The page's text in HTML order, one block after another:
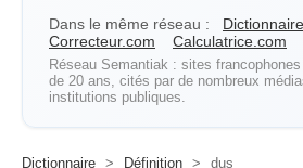
Dans le même réseau :
Correcteur.com
Calculatrice.com
Réseau Semantiak : sites
de 20 ans, cités par de nombreux
institutions publiques.
Dictionnaire > Définition > dus